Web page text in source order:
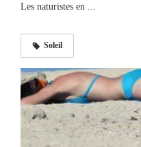
Les naturistes en ...
Soleil